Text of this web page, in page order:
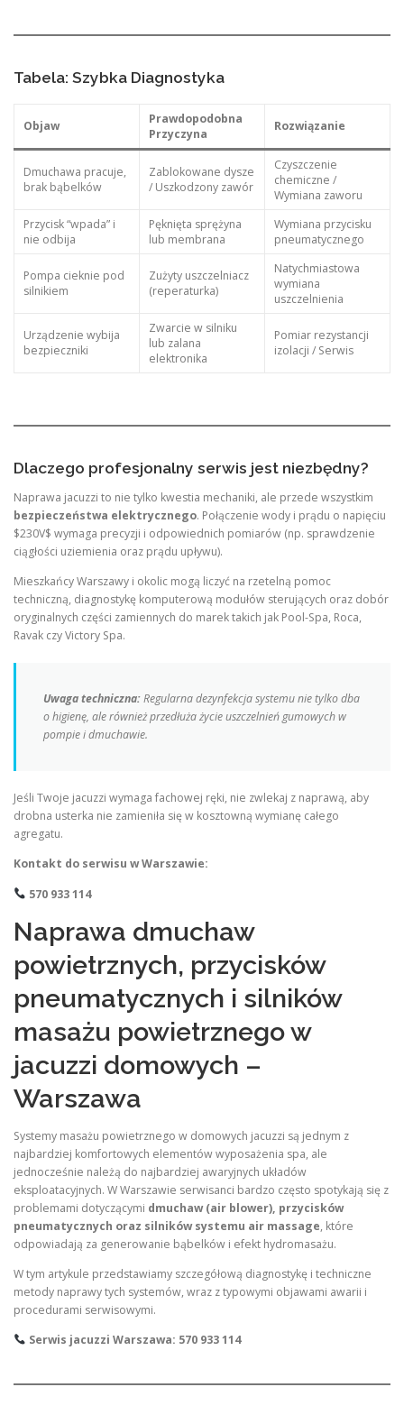
Tabela: Szybka Diagnostyka
Objaw
Prawdopodobna
Przyczyna
Rozwiązanie
Dmuchawa pracuje,
brak bąbelków
Zablokowane dysze
/ Uszkodzony zawór
Czyszczenie
chemiczne /
Wymiana zaworu
Przycisk “wpada” i
nie odbija
Pęknięta sprężyna
lub membrana
Wymiana przycisku
pneumatycznego
Pompa cieknie pod
silnikiem
Zużyty uszczelniacz
(reperaturka)
Natychmiastowa
wymiana
uszczelnienia
Urządzenie wybija
bezpieczniki
Zwarcie w silniku
lub zalana
elektronika
Pomiar rezystancji
izolacji / Serwis
Dlaczego profesjonalny serwis jest niezbędny?
Naprawa jacuzzi to nie tylko kwestia mechaniki, ale przede wszystkim
bezpieczeństwa elektrycznego. Połączenie wody i prądu o napięciu
$230V$ wymaga precyzji i odpowiednich pomiarów (np. sprawdzenie
ciągłości uziemienia oraz prądu upływu).
Mieszkańcy Warszawy i okolic mogą liczyć na rzetelną pomoc
techniczną, diagnostykę komputerową modułów sterujących oraz dobór
oryginalnych części zamiennych do marek takich jak Pool-Spa, Roca,
Ravak czy Victory Spa.
Uwaga techniczna:Regularna dezynfekcja systemu nie tylko dba
o higienę, ale również przedłuża życie uszczelnień gumowych w
pompie i dmuchawie.
Jeśli Twoje jacuzzi wymaga fachowej ręki, nie zwlekaj z naprawą, aby
drobna usterka nie zamieniła się w kosztowną wymianę całego
agregatu.
Kontakt do serwisu w Warszawie:
570 933 114
Naprawa dmuchaw
powietrznych, przycisków
pneumatycznych i silników
masażu powietrznego w
jacuzzi domowych –
Warszawa
Systemy masażu powietrznego w domowych jacuzzi są jednym z
najbardziej komfortowych elementów wyposażenia spa, ale
jednocześnie należą do najbardziej awaryjnych układów
eksploatacyjnych. W Warszawie serwisanci bardzo często spotykają się z
problemami dotyczącymi dmuchaw (air blower), przycisków
pneumatycznych oraz silników systemu air massage, które
odpowiadają za generowanie bąbelków i efekt hydromasażu.
W tym artykule przedstawiamy szczegółową diagnostykę i techniczne
metody naprawy tych systemów, wraz z typowymi objawami awarii i
procedurami serwisowymi.
Serwis jacuzzi Warszawa: 570 933 114